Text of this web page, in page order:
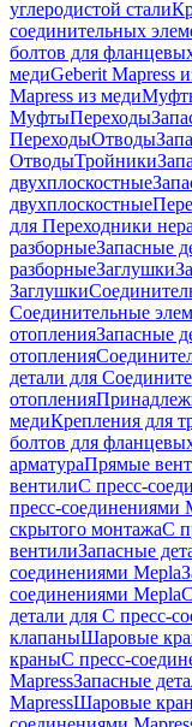
углеродистой стали
соединительных
болтов для
медиGeberit Mapress
Mapress из меди
МуфтыПереходы
ПереходыОтводы
ОтводыТройники
двухплоскостные
двухплоскостные
для Переходники
разборныеЗапасные
разборныеЗаглушки
Заглушки
Соединительные
отопленияЗапасные
отопления
детали для
отопления
медиКрепления для
болтов для
арматураПрямые
вентилиС пресс-
пресс-соединениями
скрытого монтажаС
вентилиЗапасные
соединениями Mepla
соединениями Mepla
детали для С пресс-
клапаныШаровые
краныС пресс-
MapressЗапасные
MapressШаровые